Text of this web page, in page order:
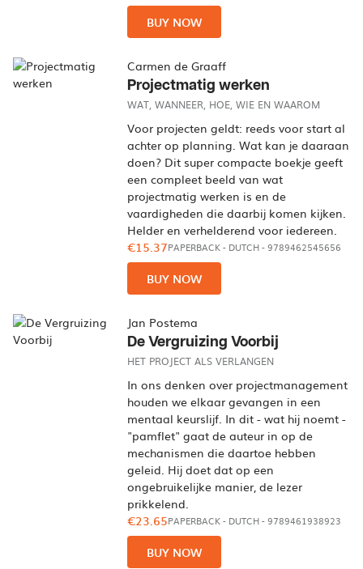
BUY NOW
Carmen de Graaff
Projectmatig werken
WAT, WANNEER, HOE, WIE EN WAAROM
Voor projecten geldt: reeds voor start al
achter op planning. Wat kan je daaraan
doen? Dit super compacte boekje geeft
een compleet beeld van wat
projectmatig werken is en de
vaardigheden die daarbij komen kijken.
Helder en verhelderend voor iedereen.
€15.37PAPERBACK- DUTCH- 9789462545656
BUY NOW
Jan Postema
De Vergruizing Voorbij
HET PROJECT ALS VERLANGEN
In ons denken over projectmanagement
houden we elkaar gevangen in een
mentaal keurslijf. In dit - wat hij noemt -
"pamflet" gaat de auteur in op de
mechanismen die daartoe hebben
geleid. Hij doet dat op een
ongebruikelijke manier, de lezer
prikkelend.
€23.65PAPERBACK- DUTCH- 9789461938923
BUY NOW